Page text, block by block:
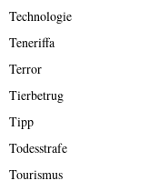
Technologie
Teneriffa
Terror
Tierbetrug
Tipp
Todesstrafe
Tourismus